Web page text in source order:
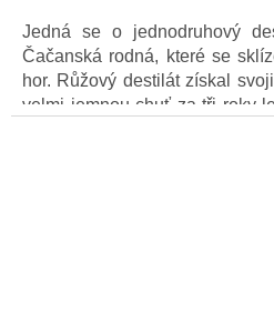
Jedná se o jednodruhový
Čačanská rodná, které se
hor. Růžový destilát získal
velmi jemnou chuť za tři roky